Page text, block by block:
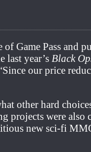
Game Pass and
last year’s Black
our price
other hard
were also
new sci-fi